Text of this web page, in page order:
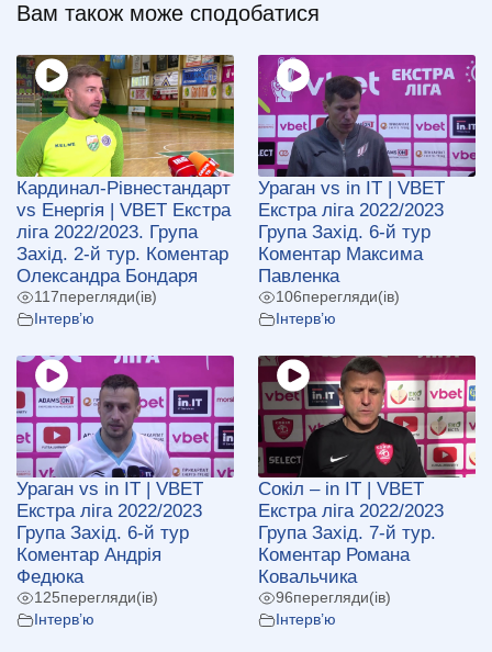
Вам також може сподобатися
Кардинал-Рівнестандарт
vs Енергія | VBET Екстра
ліга 2022/2023. Група
Захід. 2-й тур. Коментар
Олександра Бондаря
117перегляди(ів)
Інтерв’ю
Ураган vs in IT | VBET
Екстра ліга 2022/2023
Група Захід. 6-й тур
Коментар Максима
Павленка
106перегляди(ів)
Інтерв’ю
Ураган vs in IT | VBET
Екстра ліга 2022/2023
Група Захід. 6-й тур
Коментар Андрія
Федюка
125перегляди(ів)
Інтерв’ю
Сокіл – in IT | VBET
Екстра ліга 2022/2023
Група Захід. 7-й тур.
Коментар Романа
Ковальчика
96перегляди(ів)
Інтерв’ю